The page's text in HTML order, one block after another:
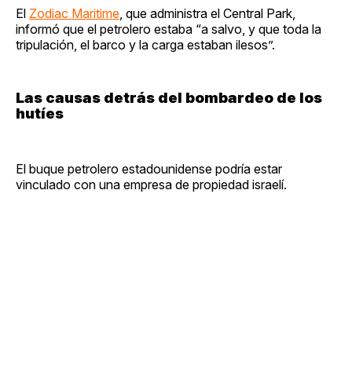
El Zodiac Maritime , que administra el Central Park,
informó que el petrolero estaba “a salvo, y que toda la
tripulación, el barco y la carga estaban ilesos”.
Las causas detrás del bombardeo de los
hutíes
El buque petrolero estadounidense podría estar
vinculado con una empresa de propiedad israelí.